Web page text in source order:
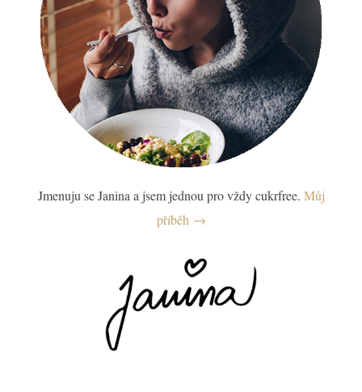
Jmenuju se Janina a jsem jednou pro vždy cukrfree. Můj
příběh →